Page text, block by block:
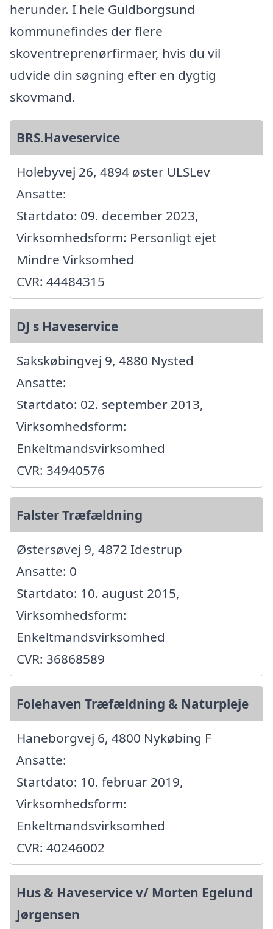
herunder. I hele Guldborgsund
kommunefindes der flere
skoventreprenørfirmaer, hvis du vil
udvide din søgning efter en dygtig
skovmand.
BRS.Haveservice
Holebyvej 26, 4894 øster ULSLev
Ansatte:
Startdato: 09. december 2023,
Virksomhedsform: Personligt ejet
Mindre Virksomhed
CVR: 44484315
DJ s Haveservice
Sakskøbingvej 9, 4880 Nysted
Ansatte:
Startdato: 02. september 2013,
Virksomhedsform:
Enkeltmandsvirksomhed
CVR: 34940576
Falster Træfældning
Østersøvej 9, 4872 Idestrup
Ansatte: 0
Startdato: 10. august 2015,
Virksomhedsform:
Enkeltmandsvirksomhed
CVR: 36868589
Folehaven Træfældning & Naturpleje
Haneborgvej 6, 4800 Nykøbing F
Ansatte:
Startdato: 10. februar 2019,
Virksomhedsform:
Enkeltmandsvirksomhed
CVR: 40246002
Hus & Haveservice v/ Morten Egelund
Jørgensen